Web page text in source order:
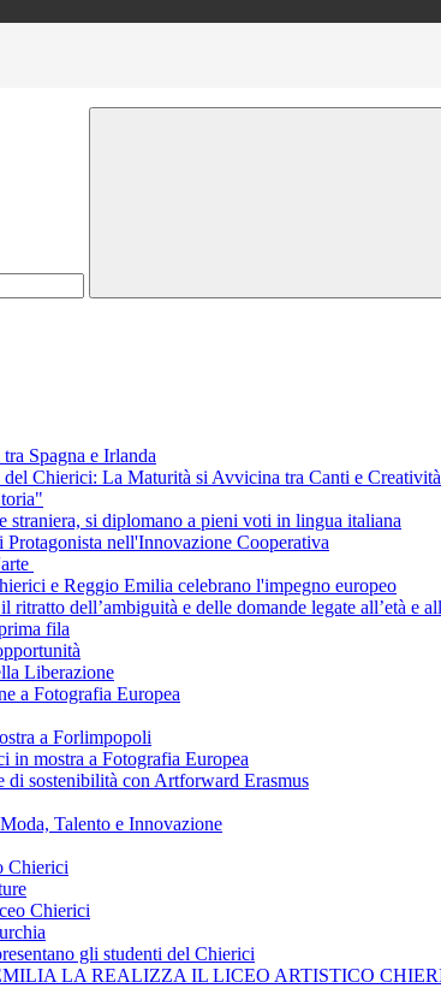
Spagna e Irlanda
Chierici: La Maturità si Avvicina tra Canti e Creatività
straniera, si diplomano a pieni voti in lingua italiana
nell'Innovazione Cooperativa
e Reggio Emilia celebrano l'impegno europeo
dell’ambiguità e delle domande legate all’età e
fila
Liberazione
a Fotografia Europea
a Forlimpopoli
in mostra a Fotografia Europea
sostenibilità con Artforward Erasmus
Talento e Innovazione
Chierici
Chierici
gli studenti del Chierici
LA REALIZZA IL LICEO ARTISTICO